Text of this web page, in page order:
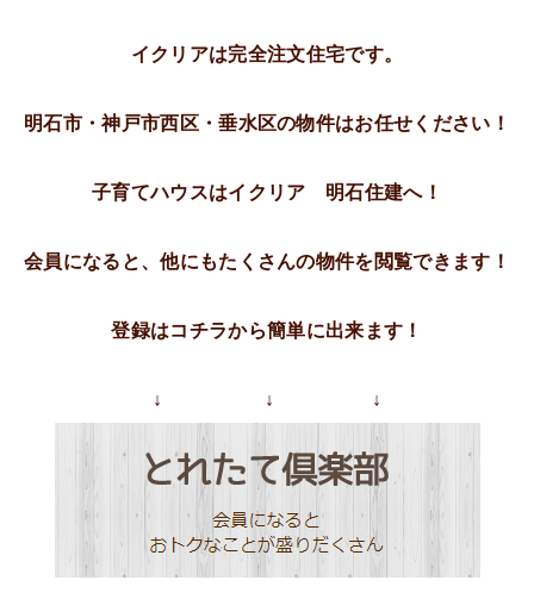
イクリアは完全注文住宅です。
明石市・神戸市西区・垂水区の物件はお任せください！
子育てハウスはイクリア 明石住建へ！
会員になると、他にもたくさんの物件を閲覧できます！
登録はコチラから簡単に出来ます！
↓ ↓ ↓